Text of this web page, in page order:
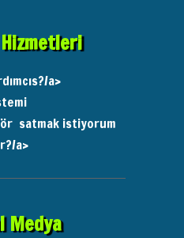
a>
satmak istiyorum
a>
Medya